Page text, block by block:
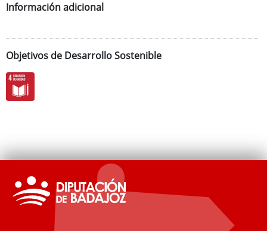
Información adicional
Objetivos de Desarrollo Sostenible